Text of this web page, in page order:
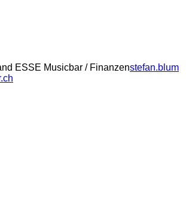
ESSE Musicbar / Finanzenstefan.blum